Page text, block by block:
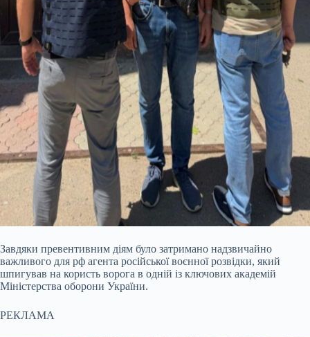
Завдяки превентивним діям було затримано надзвичайно
важливого для рф агента російської воєнної розвідки, який
шпигував на користь ворога в одній із ключових академій
Міністерства оборони України.
РЕКЛАМА